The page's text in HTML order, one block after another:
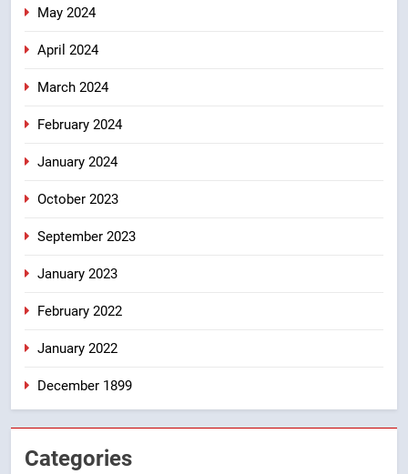
May 2024
April 2024
March 2024
February 2024
January 2024
October 2023
September 2023
January 2023
February 2022
January 2022
December 1899
Categories